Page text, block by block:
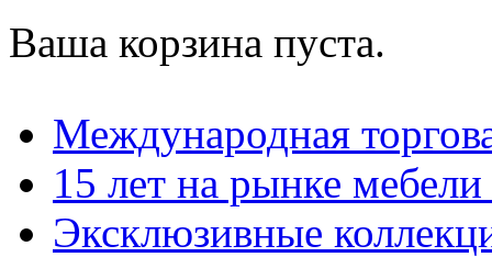
Ваша корзина пуста.
Международная
15 лет на рынке
Эксклюзивные